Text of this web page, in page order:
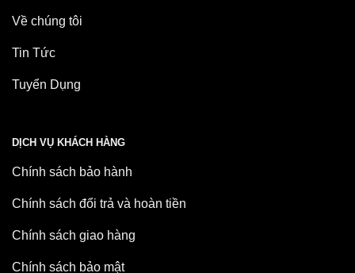
Về chúng tôi
Tin Tức
Tuyển Dụng
DỊCH VỤ KHÁCH HÀNG
Chính sách bảo hành
Chính sách đổi trả và hoàn tiền
Chính sách giao hàng
Chính sách bảo mật